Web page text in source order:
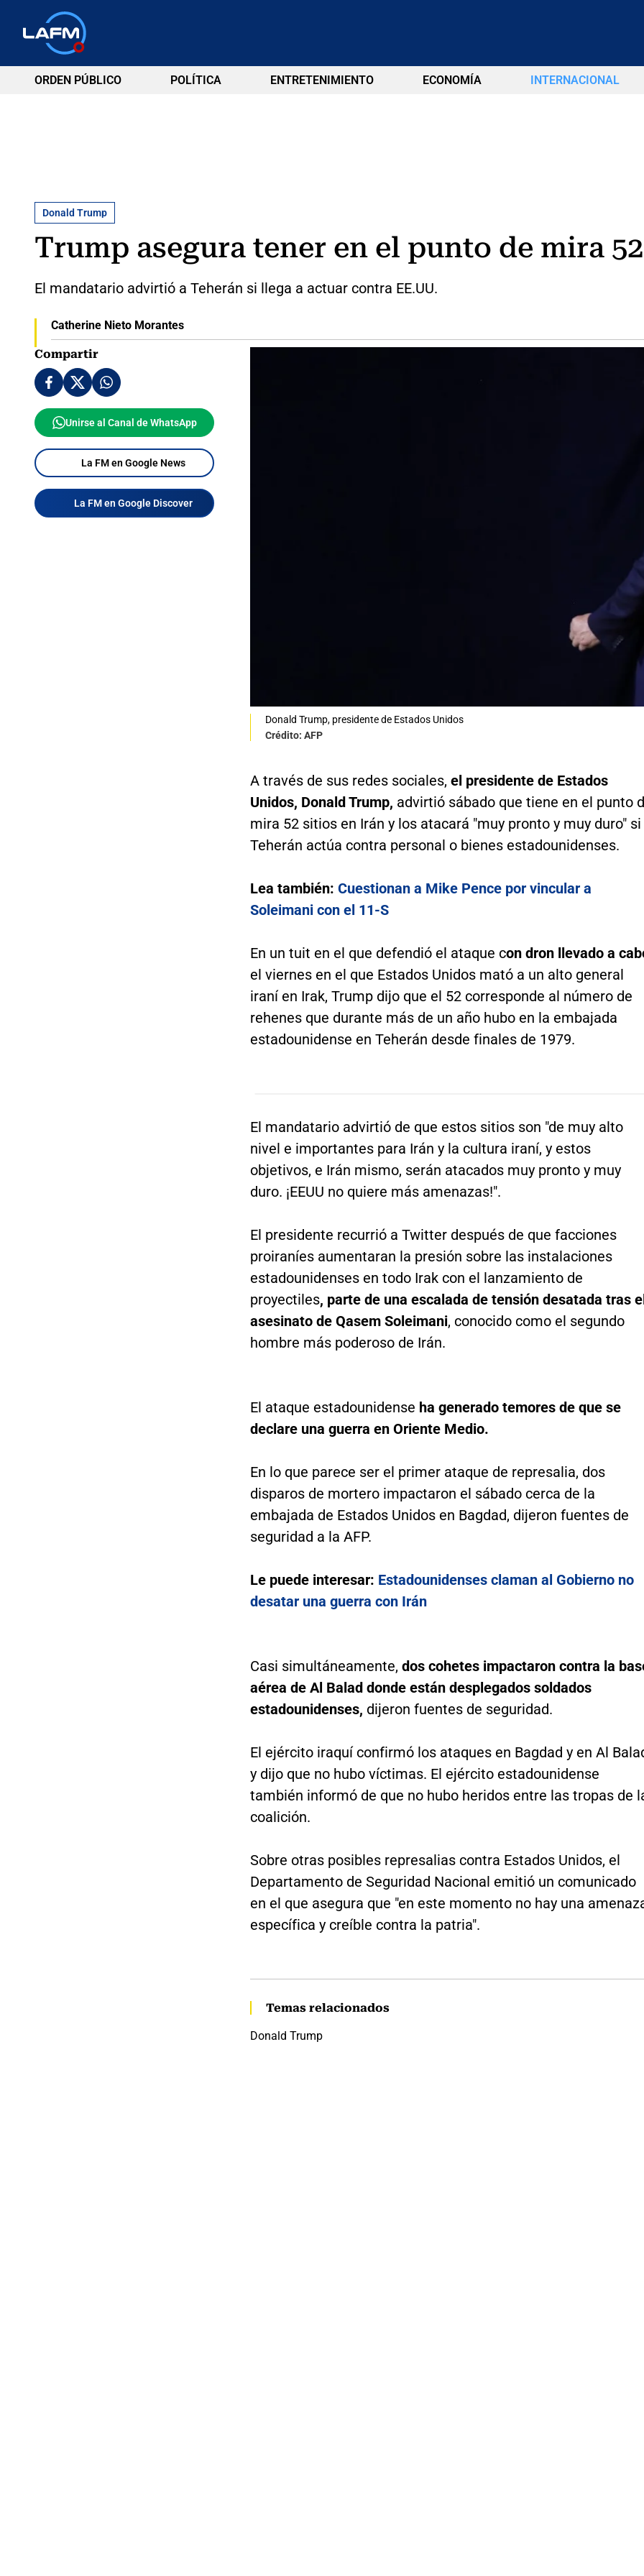
ORDEN PÚBLICO POLÍTICA ENTRETENIMIENTO ECONOMÍA INTERNACIONAL
Donald Trump
Trump asegura tener en el punto de mira
El mandatario advirtió a Teherán si llega a actuar contra EE.UU.
Catherine Nieto Morantes
Compartir
Unirse al Canal de WhatsApp
La FM en Google News
La FM en Google Discover
Donald Trump, presidente de Estados Unidos
Crédito: AFP
A través de sus redes sociales, el presidente de Estados
Unidos, Donald Trump, advirtió sábado que tiene en el punto
mira 52 sitios en Irán y los atacará "muy pronto y muy duro" si
Teherán actúa contra personal o bienes estadounidenses.
Lea también: Cuestionan a Mike Pence por vincular a
Soleimani con el 11-S
En un tuit en el que defendió el ataque con dron llevado a
el viernes en el que Estados Unidos mató a un alto general
iraní en Irak, Trump dijo que el 52 corresponde al número de
rehenes que durante más de un año hubo en la embajada
estadounidense en Teherán desde finales de 1979.
El mandatario advirtió de que estos sitios son "de muy alto
nivel e importantes para Irán y la cultura iraní, y estos
objetivos, e Irán mismo, serán atacados muy pronto y muy
duro. ¡EEUU no quiere más amenazas!".
El presidente recurrió a Twitter después de que facciones
proiraníes aumentaran la presión sobre las instalaciones
estadounidenses en todo Irak con el lanzamiento de
proyectiles, parte de una escalada de tensión desatada tras
asesinato de Qasem Soleimani, conocido como el segundo
hombre más poderoso de Irán.
El ataque estadounidense ha generado temores de que se
declare una guerra en Oriente Medio.
En lo que parece ser el primer ataque de represalia, dos
disparos de mortero impactaron el sábado cerca de la
embajada de Estados Unidos en Bagdad, dijeron fuentes de
seguridad a la AFP.
Le puede interesar: Estadounidenses claman al Gobierno no
desatar una guerra con Irán
Casi simultáneamente, dos cohetes impactaron contra la
aérea de Al Balad donde están desplegados soldados
estadounidenses, dijeron fuentes de seguridad.
El ejército iraquí confirmó los ataques en Bagdad y en Al
y dijo que no hubo víctimas. El ejército estadounidense
también informó de que no hubo heridos entre las tropas de
coalición.
Sobre otras posibles represalias contra Estados Unidos, el
Departamento de Seguridad Nacional emitió un comunicado
en el que asegura que "en este momento no hay una
específica y creíble contra la patria".
Temas relacionados
Donald Trump